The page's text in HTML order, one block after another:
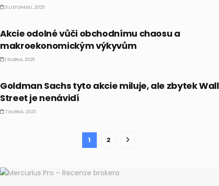
3 LISTOPADU, 2025
Akcie odolné vůči obchodnímu chaosu a
makroekonomickým výkyvům
1 DUBNA, 2025
Goldman Sachs tyto akcie miluje, ale zbytek Wall
Street je nenávidí
7 DUBNA, 2023
1 2